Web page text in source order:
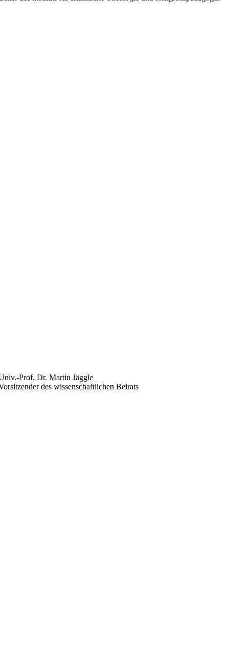
Prof. Dr. Martin Jäggle
des wissenschaftlichen Beirats